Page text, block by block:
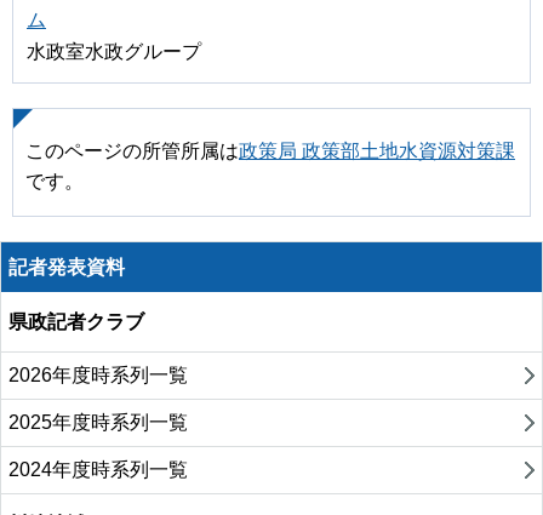
ム
水政室水政グループ
このページの所管所属は政策局 政策部土地水資源対策課
です。
記者発表資料
県政記者クラブ
2026年度時系列一覧
2025年度時系列一覧
2024年度時系列一覧